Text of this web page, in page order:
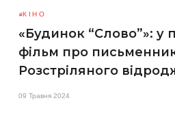
КІНО
«Будинок “Слово”»: у
фільм про
Розстріляного
09 Травня 2024